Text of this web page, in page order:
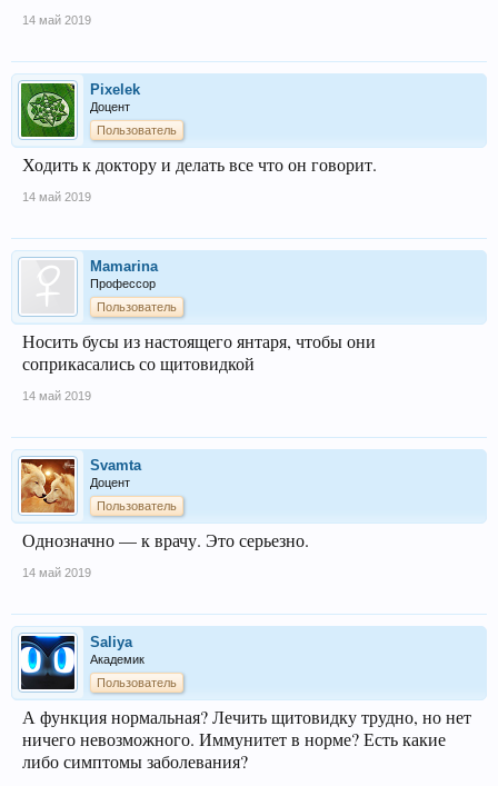
14 май 2019
Pixelek
Доцент
Пользователь
Ходить к доктору и делать все что он говорит.
14 май 2019
Mamarina
Профессор
Пользователь
Носить бусы из настоящего янтаря, чтобы они
соприкасались со щитовидкой
14 май 2019
Svamta
Доцент
Пользователь
Однозначно — к врачу. Это серьезно.
14 май 2019
Saliya
Академик
Пользователь
А функция нормальная? Лечить щитовидку трудно, но нет
ничего невозможного. Иммунитет в норме? Есть какие
либо симптомы заболевания?